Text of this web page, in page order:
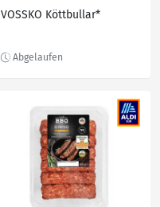
VOSSKO Köttbullar*